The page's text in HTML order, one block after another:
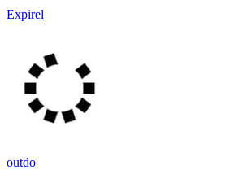
Expirel
outdo